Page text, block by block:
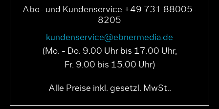
Abo- und Kundenservice +49 731 88005-
8205
kundenservice@ebnermedia.de
(Mo. - Do. 9.00 Uhr bis 17.00 Uhr,
Fr. 9.00 bis 15.00 Uhr)
Alle Preise inkl. gesetzl. MwSt..